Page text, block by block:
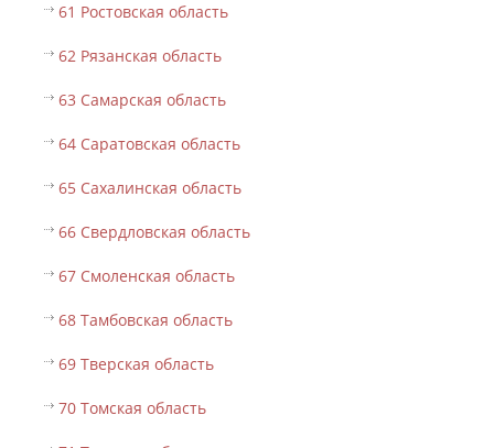
61 Ростовская область
62 Рязанская область
63 Самарская область
64 Саратовская область
65 Сахалинская область
66 Свердловская область
67 Смоленская область
68 Тамбовская область
69 Тверская область
70 Томская область